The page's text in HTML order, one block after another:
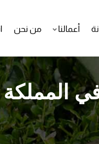
أعمالنا من نحن
المملكة